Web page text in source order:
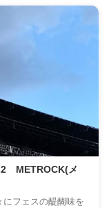
METROCK(メ
フェスの醍醐味を